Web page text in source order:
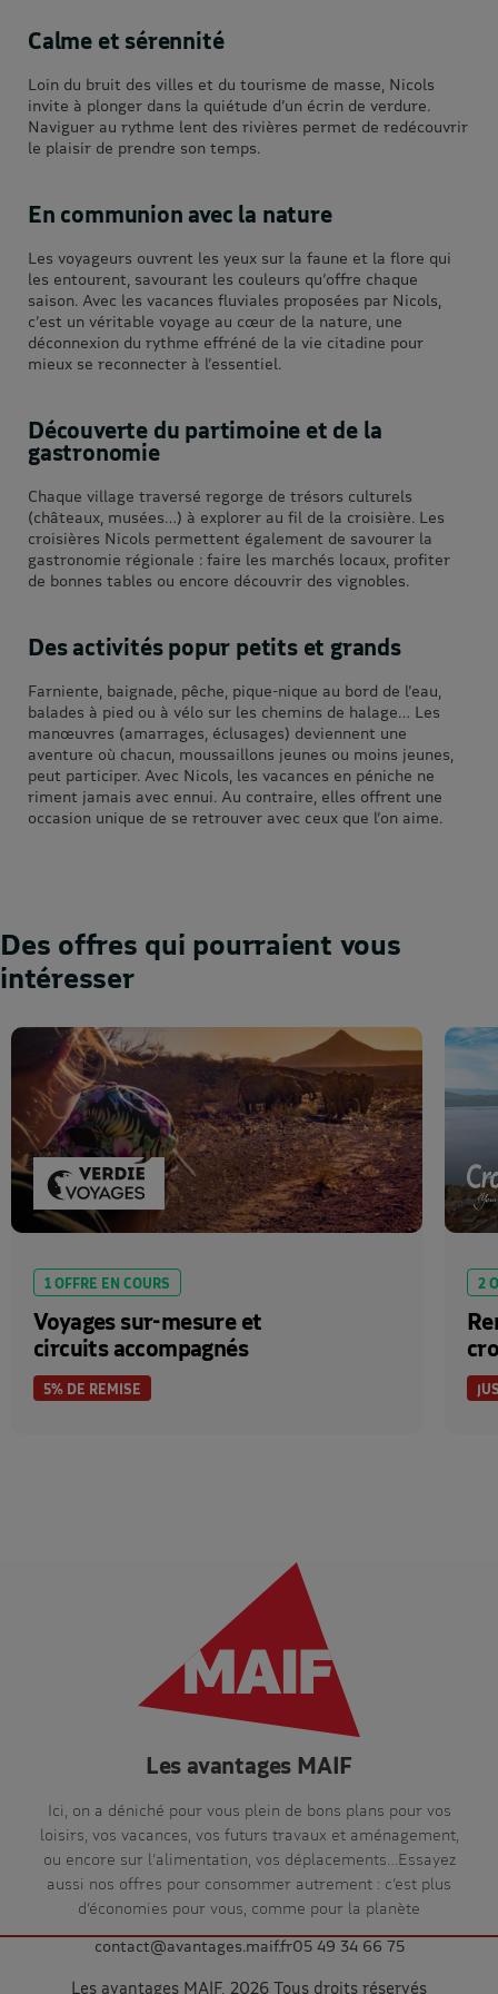
Calme et sérennité
Loin du bruit des villes et du tourisme de masse, Nicols
invite à plonger dans la quiétude d’un écrin de verdure.
Naviguer au rythme lent des rivières permet de redécouvrir
le plaisir de prendre son temps.
En communion avec la nature
Les voyageurs ouvrent les yeux sur la faune et la flore qui
les entourent, savourant les couleurs qu’offre chaque
saison. Avec les vacances fluviales proposées par Nicols,
c’est un véritable voyage au cœur de la nature, une
déconnexion du rythme effréné de la vie citadine pour
mieux se reconnecter à l’essentiel.
Découverte du partimoine et de la
gastronomie
Chaque village traversé regorge de trésors culturels
(châteaux, musées…) à explorer au fil de la croisière. Les
croisières Nicols permettent également de savourer la
gastronomie régionale : faire les marchés locaux, profiter
de bonnes tables ou encore découvrir des vignobles.
Des activités popur petits et grands
Farniente, baignade, pêche, pique-nique au bord de l’eau,
balades à pied ou à vélo sur les chemins de halage… Les
manœuvres (amarrages, éclusages) deviennent une
aventure où chacun, moussaillons jeunes ou moins jeunes,
peut participer. Avec Nicols, les vacances en péniche ne
riment jamais avec ennui. Au contraire, elles offrent une
occasion unique de se retrouver avec ceux que l’on aime.
Des offres qui pourraient vous
intéresser
1 OFFRE EN COURS
Voyages sur-mesure et
circuits accompagnés
5% DE REMISE
2
Les avantages MAIF
Ici, on a déniché pour vous plein de bons plans pour vos
loisirs, vos vacances, vos futurs travaux et aménagement,
ou encore sur l’alimentation, vos déplacements…Essayez
aussi nos offres pour consommer autrement : c’est plus
d’économies pour vous, comme pour la planète
contact@avantages.maif.fr05 49 34 66 75
Les avantages MAIF, 2026 Tous droits réservés